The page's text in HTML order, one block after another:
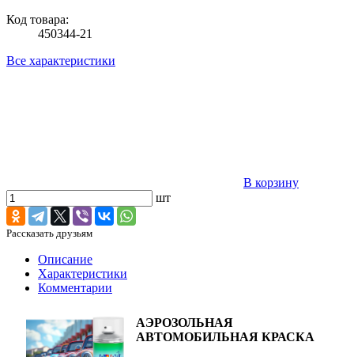
Код товара:
450344-21
Все характеристики
В корзину
шт
Рассказать друзьям
Описание
Характеристики
Комментарии
АЭРОЗОЛЬНАЯ
АВТОМОБИЛЬНАЯ КРАСКА